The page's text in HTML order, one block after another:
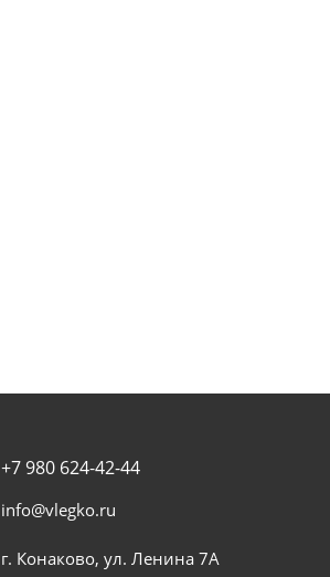
+7 980 624-42-44
info@vlegko.ru
г. Конаково, ул. Ленина 7А